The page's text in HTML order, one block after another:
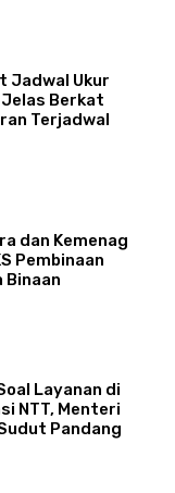
Jadwal Ukur
Jelas Berkat
Terjadwal
dan Kemenag
Pembinaan
Binaan
Layanan di
NTT, Menteri
Pandang